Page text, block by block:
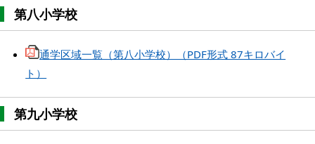
第八小学校
通学区域一覧（第八小学校）（PDF形式 87キロバイ
ト）
第九小学校